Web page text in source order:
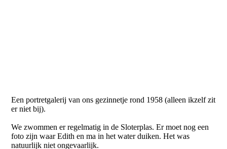
Een portretgalerij van ons gezinnetje rond 1958 (alleen ikzelf zit
er niet bij).
We zwommen er regelmatig in de Sloterplas. Er moet nog een
foto zijn waar Edith en ma in het water duiken. Het was
natuurlijk niet ongevaarlijk.